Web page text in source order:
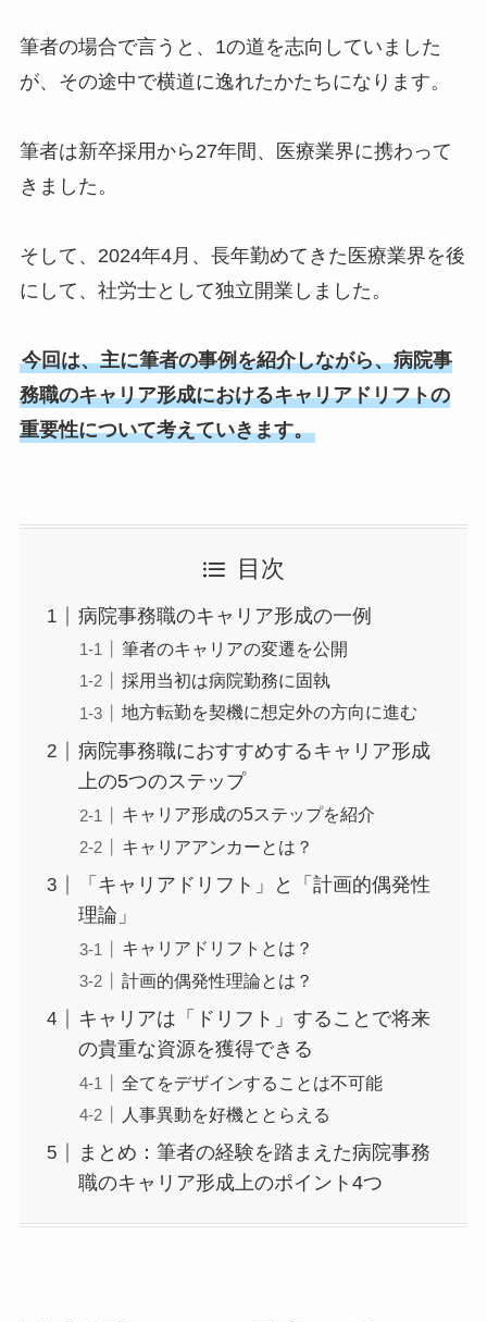
筆者の場合で言うと、1の道を志向していました
が、その途中で横道に逸れたかたちになります。
筆者は新卒採用から27年間、医療業界に携わって
きました。
そして、2024年4月、長年勤めてきた医療業界を後
にして、社労士として独立開業しました。
今回は、主に筆者の事例を紹介しながら、病院事
務職のキャリア形成におけるキャリアドリフトの
重要性について考えていきます。
目次
病院事務職のキャリア形成の一例
筆者のキャリアの変遷を公開
採用当初は病院勤務に固執
地方転勤を契機に想定外の方向に進む
病院事務職におすすめするキャリア形成
上の5つのステップ
キャリア形成の5ステップを紹介
キャリアアンカーとは？
「キャリアドリフト」と「計画的偶発性
理論」
キャリアドリフトとは？
計画的偶発性理論とは？
キャリアは「ドリフト」することで将来
の貴重な資源を獲得できる
全てをデザインすることは不可能
人事異動を好機ととらえる
まとめ：筆者の経験を踏まえた病院事務
職のキャリア形成上のポイント4つ